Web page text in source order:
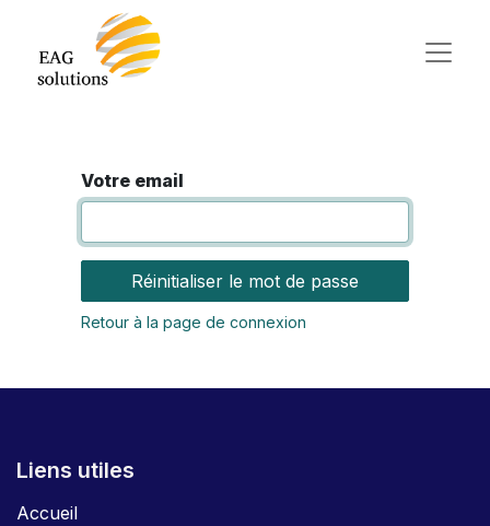
Votre email
Réinitialiser le mot de passe
Retour à la page de connexion
Liens utiles
Accueil